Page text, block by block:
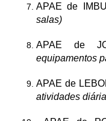
APAE de
salas)
APAE de
equipamentos
APAE de
atividades